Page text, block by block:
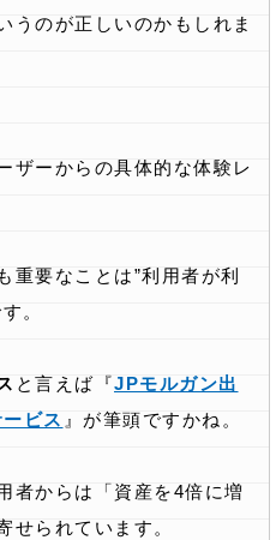
うのが正しいのかもしれま
ザーからの具体的な体験レ
重要なことは”利用者が利
。
と言えば『JPモルガン出
ビス 』が筆頭ですかね。
者からは「資産を4倍に増
せられています。